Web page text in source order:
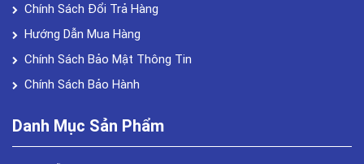
Chính Sách Đổi Trả Hàng
Hướng Dẫn Mua Hàng
Chính Sách Bảo Mật Thông Tin
Chính Sách Bảo Hành
Danh Mục Sản Phẩm